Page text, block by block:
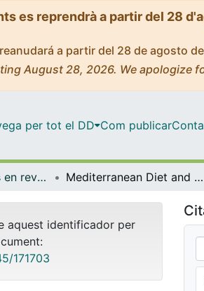
es reprendrà a partir del 28
a partir del 28 de agosto
August 28, 2026. We apologize
per tot el DD Com publicar
Articles publicats en revistes (Nutrició, Ciències de l'Alimentació i Gastronomia) Mediterranean Diet and Atherothrombosis Biomarkers: A Randomized Controlled Trial
aquest identificador per
171703